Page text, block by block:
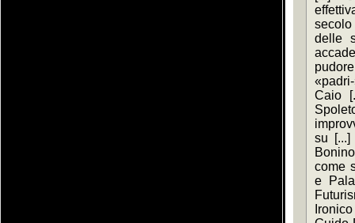
delle
Caio
su [...]
come
e